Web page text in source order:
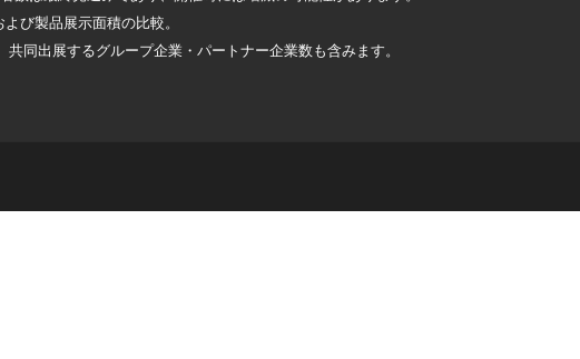
び製品展示面積の比較。
同出展するグループ企業・パートナー企業数も含みます。